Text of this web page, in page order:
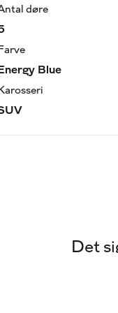
af bilens funktioner
døre
Farve
Energy Blue
Det